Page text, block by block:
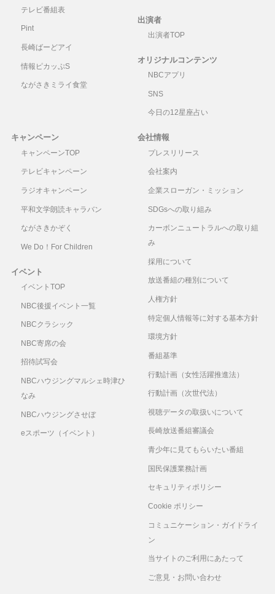
テレビ番組表
Pint
長崎ばーどアイ
情報ピカッぷS
ながさきミライ食堂
出演者
出演者TOP
オリジナルコンテンツ
NBCアプリ
SNS
今日の12星座占い
キャンペーン
キャンペーンTOP
テレビキャンペーン
ラジオキャンペーン
平和文学朗読キャラバン
ながさきかぞく
We Do！For Children
イベント
イベントTOP
NBC後援イベント一覧
NBCクラシック
NBC寄席の会
招待試写会
NBCハウジングマルシェ時津ひ
なみ
NBCハウジングさせぼ
eスポーツ（イベント）
会社情報
プレスリリース
会社案内
企業スローガン・ミッション
SDGsへの取り組み
カーボンニュートラルへの取り組
み
採用について
放送番組の種別について
人権方針
特定個人情報等に対する基本方針
環境方針
番組基準
行動計画（女性活躍推進法）
行動計画（次世代法）
視聴データの取扱いについて
長崎放送番組審議会
青少年に見てもらいたい番組
国民保護業務計画
セキュリティポリシー
Cookie ポリシー
コミュニケーション・ガイドライ
ン
当サイトのご利用にあたって
ご意見・お問い合わせ